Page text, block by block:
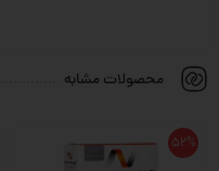
محصولات مشابه
52%